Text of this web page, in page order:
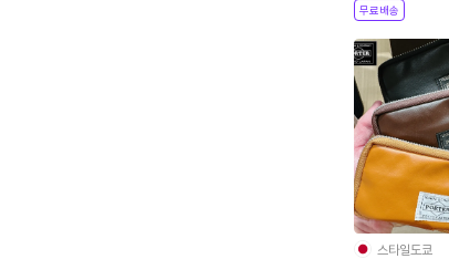
무료배송
스타일도쿄